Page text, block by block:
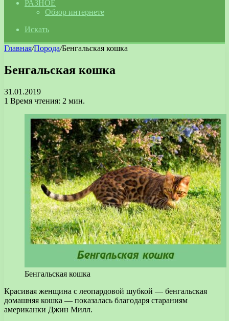
РАЗНОЕ
Обзор интернете
Искать
Главная/Порода/Бенгальская кошка
Бенгальская кошка
31.01.2019
1 Время чтения: 2 мин.
Бенгальская кошка
Красивая женщина с леопардовой шубкой — бенгальская
домашняя кошка — показалась благодаря стараниям
американки Джин Милл.